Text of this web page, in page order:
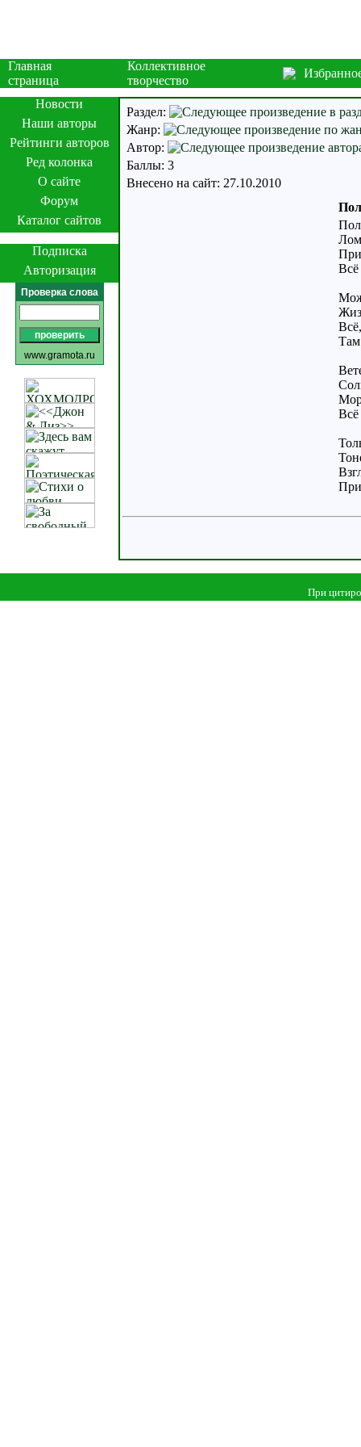
Главная
страница
Коллективное
творчество
Новости
Наши авторы
Рейтинги авторов
Ред колонка
О сайте
Форум
Каталог сайтов
Подписка
Авторизация
Проверка слова
www.gramota.ru
Раздел:
Жанр:
Автор:
Баллы: 3
Внесено на сайт: 27.10.2010
Всё
Там
Всё
При